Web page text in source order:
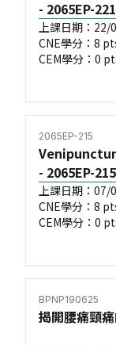
- 2065EP-221
上課日期：22/
CNE學分：8
CEM學分：0
2065EP-215
- 2065EP-215
上課日期：07/
CNE學分：8
CEM學分：0
BPNP190625
揭開腰痛頸